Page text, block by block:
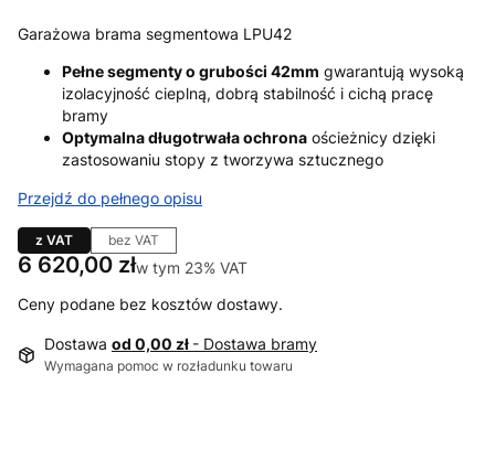
Garażowa brama segmentowa LPU42
Pełne segmenty o grubości 42mm gwarantują wysoką
izolacyjność cieplną, dobrą stabilność i cichą pracę
bramy
Optymalna długotrwała ochrona ościeżnicy dzięki
zastosowaniu stopy z tworzywa sztucznego
Przejdź do pełnego opisu
z VAT bez VAT
Cena
6 620,00 złw tym 23% VAT
w tym 23% VAT
Ceny podane bez kosztów dostawy.
Dostawa od 0,00 zł - Dostawa bramy
Wymagana pomoc w rozładunku towaru